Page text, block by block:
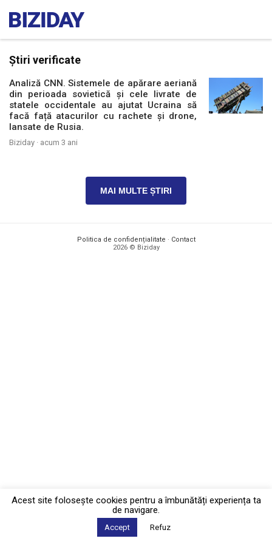
Știri verificate
Analiză CNN. Sistemele de apărare aeriană
din perioada sovietică și cele livrate de
statele occidentale au ajutat Ucraina să
facă față atacurilor cu rachete și drone,
lansate de Rusia.
Biziday · acum 3 ani
MAI MULTE ȘTIRI
Politica de confidențialitate · Contact
2026 © Biziday
Acest site foloseşte cookies pentru a îmbunătăți experiența ta
de navigare.
Accept Refuz